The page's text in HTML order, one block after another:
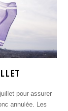
pour assurer
annulée. Les